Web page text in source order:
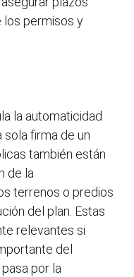
los permisos y
la automaticidad
sola firma de un
también están
de la
terrenos o predios
del plan. Estas
relevantes si
del
por la